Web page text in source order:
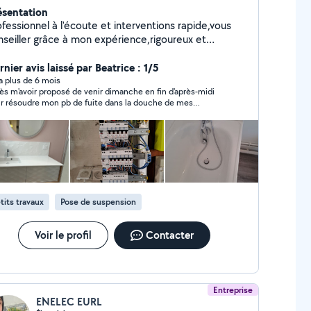
à l'écoute et interventions rapide,vous
grâce à mon expérience,rigoureux et
avis laissé par Beatrice : 1/5
plus de 6 mois
m'avoir proposé de venir dimanche en fin d'après-midi
résoudre mon pb de fuite dans la douche de mes
vous alors que j'avais fait 1 h de route pour me rendre
travaux Pose de suspension
Voir le profil Contacter
Entreprise
ENELEC EURL